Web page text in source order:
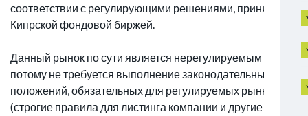
соответствии с регулирующими решениями, принятыми
Кипрской фондовой биржей.
Данный рынок по сути является нерегулируемым и
потому не требуется выполнение законодательных
положений, обязательных для регулируемых рынков
(строгие правила для листинга компании и другие